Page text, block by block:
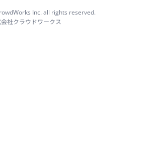
Inc. all rights reserved.
社クラウドワークス